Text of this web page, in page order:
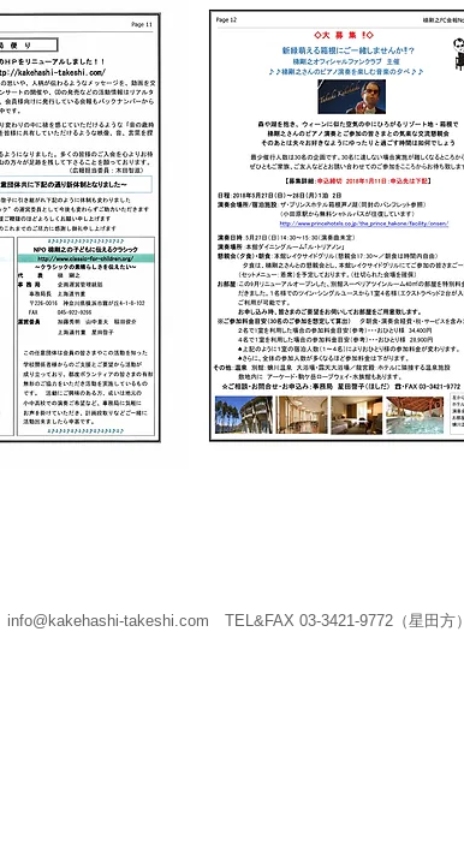
info@kakehashi-takeshi.com TEL&FAX 03-3421-9772（星田方）